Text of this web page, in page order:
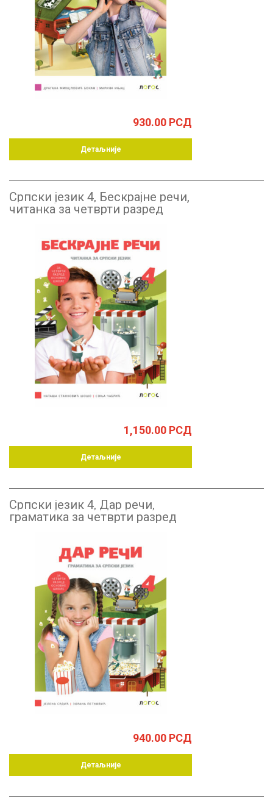
930.00 РСД
Детаљније
Српски језик 4, Бескрајне речи,
читанка за четврти разред
1,150.00 РСД
Детаљније
Српски језик 4, Дар речи,
граматика за четврти разред
940.00 РСД
Детаљније